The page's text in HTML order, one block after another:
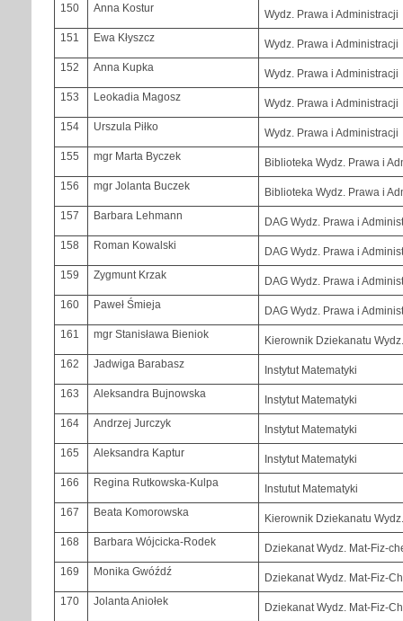
150
Anna Kostur
Wydz. Prawa i Administracji
151
Ewa Kłyszcz
Wydz. Prawa i Administracji
152
Anna Kupka
Wydz. Prawa i Administracji
153
Leokadia Magosz
Wydz. Prawa i Administracji
154
Urszula Piłko
Wydz. Prawa i Administracji
155
mgr Marta Byczek
Biblioteka Wydz. Prawa i
156
mgr Jolanta Buczek
Biblioteka Wydz. Prawa i
157
Barbara Lehmann
DAG Wydz. Prawa i
158
Roman Kowalski
DAG Wydz. Prawa i
159
Zygmunt Krzak
DAG Wydz. Prawa i
160
Paweł Śmieja
DAG Wydz. Prawa i
161
mgr Stanisława Bieniok
Kierownik Dziekanatu
162
Jadwiga Barabasz
Instytut Matematyki
163
Aleksandra Bujnowska
Instytut Matematyki
164
Andrzej Jurczyk
Instytut Matematyki
165
Aleksandra Kaptur
Instytut Matematyki
166
Regina Rutkowska-Kulpa
Instutut Matematyki
167
Beata Komorowska
Kierownik Dziekanatu
168
Barbara Wójcicka-Rodek
Dziekanat Wydz. Mat-Fiz-
169
Monika Gwóźdź
Dziekanat Wydz. Mat-Fiz-
170
Jolanta Aniołek
Dziekanat Wydz. Mat-Fiz-